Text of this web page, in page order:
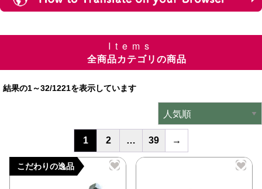
新入荷
ミニデルタ特選パーツ
ミニデルタオリジナルパーツ
インテリア
＋
エンジン
Items
全商品カテゴリの商品
結果の1～32/1221を表示しています
1 2 … 39 →
こだわりの逸品